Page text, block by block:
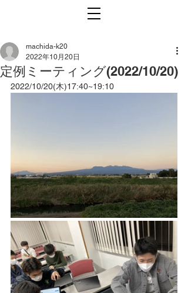
定例ミーティング(2022/10/20)
machida-k20
2022年10月20日
2022/10/20(木)17:40~19:10